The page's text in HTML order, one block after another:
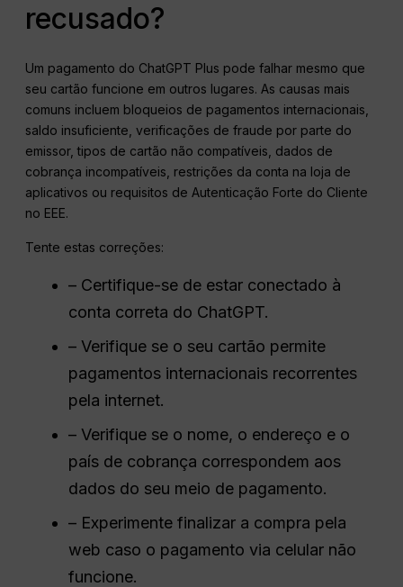
recusado?
Um pagamento do ChatGPT Plus pode falhar mesmo que
seu cartão funcione em outros lugares. As causas mais
comuns incluem bloqueios de pagamentos internacionais,
saldo insuficiente, verificações de fraude por parte do
emissor, tipos de cartão não compatíveis, dados de
cobrança incompatíveis, restrições da conta na loja de
aplicativos ou requisitos de Autenticação Forte do Cliente
no EEE.
Tente estas correções:
– Certifique-se de estar conectado à
conta correta do ChatGPT.
– Verifique se o seu cartão permite
pagamentos internacionais recorrentes
pela internet.
– Verifique se o nome, o endereço e o
país de cobrança correspondem aos
dados do seu meio de pagamento.
– Experimente finalizar a compra pela
web caso o pagamento via celular não
funcione.